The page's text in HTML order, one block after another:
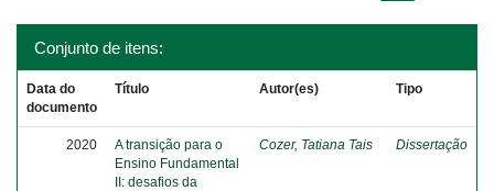
Conjunto de itens:
Data do
documento
Título Autor(es) Tipo
2020
A transição para o
Ensino Fundamental
II: desafios da
Cozer, Tatiana Tais Dissertação